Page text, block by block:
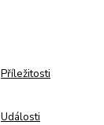
Příležitosti
Události